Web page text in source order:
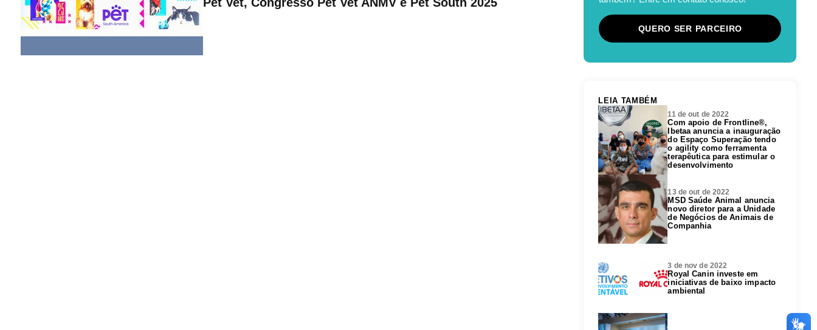
QUERO SER PARCEIRO
LEIA TAMBÉM
11 de out de 2022
Com apoio de Frontline®,
Ibetaa anuncia a inauguração
do Espaço Superação tendo
o agility como ferramenta
terapêutica para estimular o
desenvolvimento
13 de out de 2022
MSD Saúde Animal anuncia
novo diretor para a Unidade
de Negócios de Animais de
Companhia
3 de nov de 2022
Royal Canin investe em
iniciativas de baixo impacto
ambiental